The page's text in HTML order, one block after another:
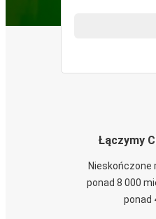
Łączymy
Nieskończone
ponad 8 000
ponad